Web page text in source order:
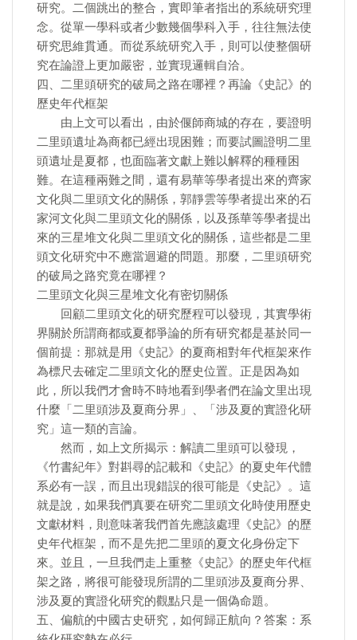
研究。二個跳出的整合，實即筆者指出的系統研究理
念。從單一學科或者少數幾個學科入手，往往無法使
研究思維貫通。而從系統研究入手，則可以使整個研
究在論證上更加嚴密，並實現邏輯自洽。
四、二里頭研究的破局之路在哪裡？再論《史記》的
歷史年代框架
由上文可以看出，由於偃師商城的存在，要證明
二里頭遺址為商都已經出現困難；而要試圖證明二里
頭遺址是夏都，也面臨著文獻上難以解釋的種種困
難。在這種兩難之間，還有易華等學者提出來的齊家
文化與二里頭文化的關係，郭靜雲等學者提出來的石
家河文化與二里頭文化的關係，以及孫華等學者提出
來的三星堆文化與二里頭文化的關係，這些都是二里
頭文化研究中不應當迴避的問題。那麼，二里頭研究
的破局之路究竟在哪裡？
二里頭文化與三星堆文化有密切關係
回顧二里頭文化的研究歷程可以發現，其實學術
界關於所謂商都或夏都爭論的所有研究都是基於同一
個前提：那就是用《史記》的夏商相對年代框架來作
為標尺去確定二里頭文化的歷史位置。正是因為如
此，所以我們才會時不時地看到學者們在論文里出現
什麼「二里頭涉及夏商分界」、「涉及夏的實證化研
究」這一類的言論。
然而，如上文所揭示：解讀二里頭可以發現，
《竹書紀年》對斟尋的記載和《史記》的夏史年代體
系必有一誤，而且出現錯誤的很可能是《史記》。這
就是說，如果我們真要在研究二里頭文化時使用歷史
文獻材料，則意味著我們首先應該處理《史記》的歷
史年代框架，而不是先把二里頭的夏文化身份定下
來。並且，一旦我們走上重整《史記》的歷史年代框
架之路，將很可能發現所謂的二里頭涉及夏商分界、
涉及夏的實證化研究的觀點只是一個偽命題。
五、偏航的中國古史研究，如何歸正航向？答案：系